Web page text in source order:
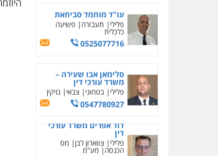
פלילי צווארון לבן מס
הכנסה מע"מ
0506209859
מעצרים וחקירות תעבורה
0549535659
פלילי פשיעה חמורה
חקירות ומעצרים נוער
עורכי דין לענייני אסירים
תעבורה